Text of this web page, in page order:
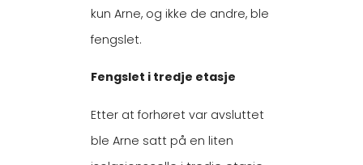
kun Arne, og ikke de andre, ble
fengslet.
Fengslet i tredje etasje
Etter at forhøret var avsluttet
ble Arne satt på en liten